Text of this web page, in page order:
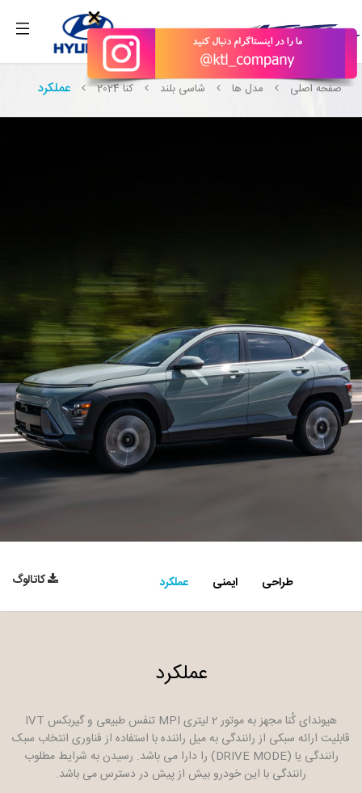
×
صفحه اصلی مدل ها شاسی بلند کنا 2024 عملکرد
طراحی ایمنی عملکرد کاتالوگ
عملکرد
هیوندای کُنا مجهز به موتور 2 لیتری MPI تنفس طبیعی و گیربکس IVT
قابلیت ارائه سبکی از رانندگی به میل راننده با استفاده از فناوری انتخاب سبک
رانندگی یا (DRIVE MODE) را دارا می باشد. رسیدن به شرایط مطلوب
رانندگی با این خودرو بیش از پیش در دسترس می باشد.